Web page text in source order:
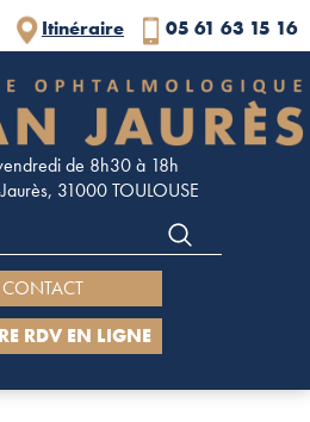
05 61 63 15 16
Itinéraire
de 8h30 à 18h
31000 TOULOUSE
CONTACT
RDV EN LIGNE